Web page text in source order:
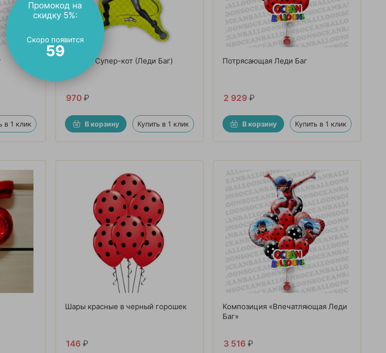
в 1 клик
Фигура, Супер-кот (Леди Баг)
970 ₽
В корзину Купить в 1 клик
Потрясающая Леди Баг
2 929 ₽
В корзину Купить в 1 клик
Шары красные в черный горошек
146 ₽
Композиция «Впечатляющая Леди
Баг»
3 516 ₽
Промокод на
скидку 5%:
Скоро появится
57